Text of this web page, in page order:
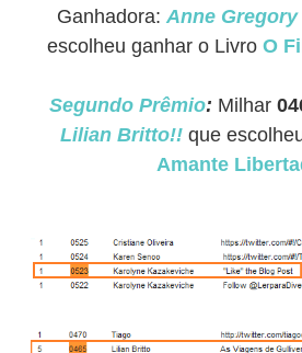
Ganhadora: Anne Gregory
escolheu ganhar o Livro O
Segundo Prêmio: Milhar
Lilian Britto!! que
Amante